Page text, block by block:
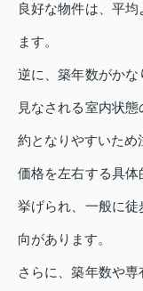
良好な物件は、平
ます。
逆に、築年数がかな
見なされる室内状
約となりやすいため
価格を左右する具
挙げられ、一般に
向があります。
さらに、築年数や